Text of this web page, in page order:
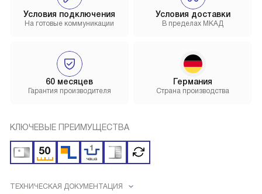
Условия доставки
В пределах МКАД
60 месяцев
Гарантия производителя
Условия подключения
На готовые коммуникации
Германия
Страна производства
КЛЮЧЕВЫЕ ПРЕИМУЩЕСТВА
ТЕХНИЧЕСКАЯ ДОКУМЕНТАЦИЯ